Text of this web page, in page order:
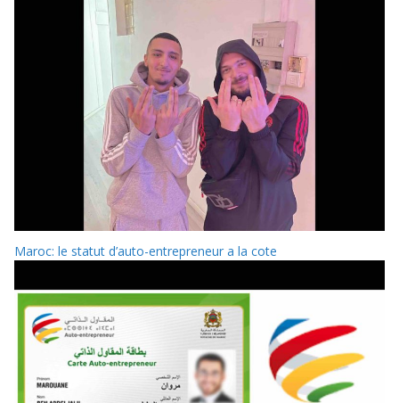
Maroc: le statut d’auto-entrepreneur a la cote